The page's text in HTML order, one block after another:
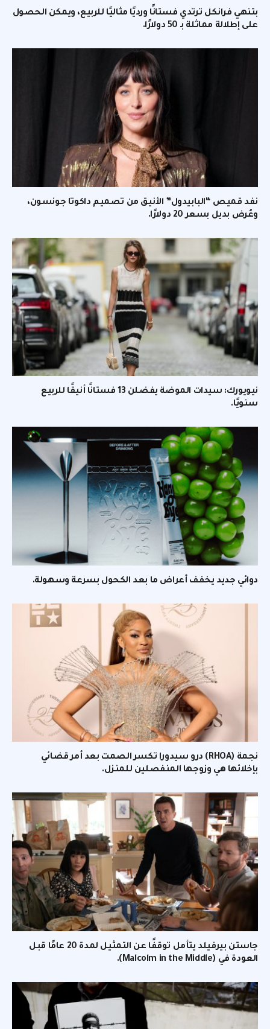
بتنهي فرانكل ترتدي فستانًا ورديًا مثاليًا للربيع، ويمكن الحصول
على إطلالة مماثلة بـ 50 دولارًا.
نفد قميص “البابيدول” الأنيق من تصميم داكوتا جونسون،
وعُرض بديل بسعر 20 دولارًا.
نيويورك: سيدات الموضة يفضلن 13 فستانًا أنيقًا للربيع
سنويًا.
دوائي جديد يخفف أعراض ما بعد الكحول بسرعة وسهولة.
نجمة (RHOA) درو سيدورا تكسر الصمت بعد أمر قضائي
بإخلائها هي وزوجها المنفصلين للمنزل.
جاستن بيرفيلد يتأمل توقفًا عن التمثيل لمدة 20 عامًا قبل
العودة في (Malcolm in the Middle).